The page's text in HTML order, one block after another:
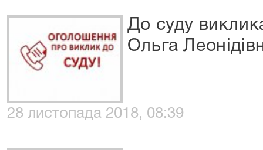
До суду
Ольга
28 листопада 2018, 08:39